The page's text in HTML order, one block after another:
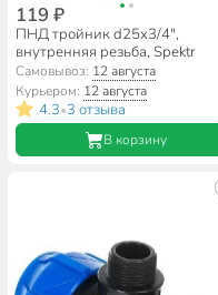
119 ₽
ПНД тройник d25х3/4",
внутренняя резьба, Spektr
Самовывоз: 12 августа
Курьером: 12 августа
4.3•3 отзыва
В корзину